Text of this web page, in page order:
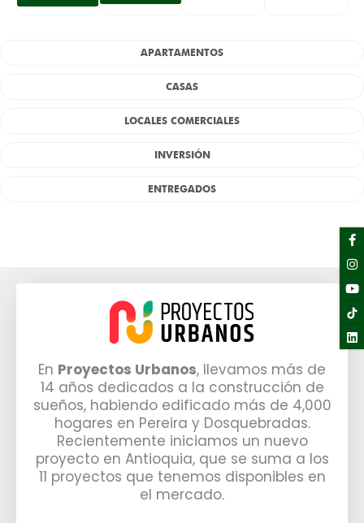
APARTAMENTOS
CASAS
LOCALES COMERCIALES
INVERSIÓN
ENTREGADOS
En Proyectos Urbanos, llevamos más de
14 años dedicados a la construcción de
sueños, habiendo edificado más de 4,000
hogares en Pereira y Dosquebradas.
Recientemente iniciamos un nuevo
proyecto en Antioquia, que se suma a los
11 proyectos que tenemos disponibles en
el mercado.
f